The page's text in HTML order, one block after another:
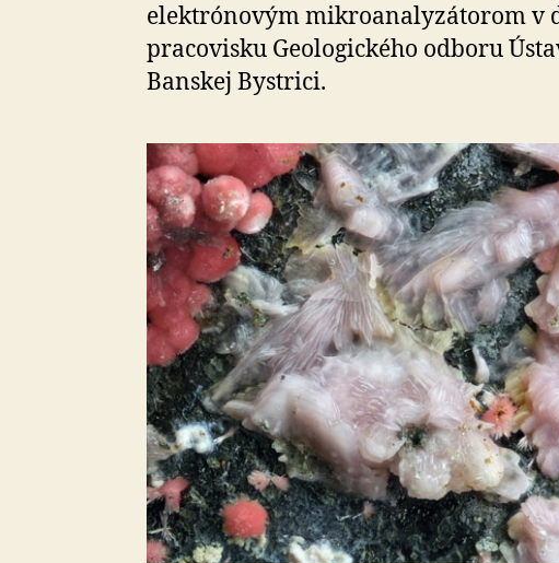
elektrónovým mikroanalyzátorom v
pracovisku Geologického odboru
Banskej Bystrici.